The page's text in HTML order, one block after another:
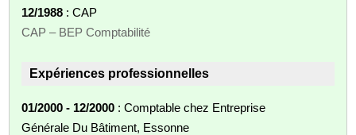
12/1988 : CAP
CAP – BEP Comptabilité
Expériences professionnelles
01/2000 - 12/2000 : Comptable chez Entreprise
Générale Du Bâtiment, Essonne